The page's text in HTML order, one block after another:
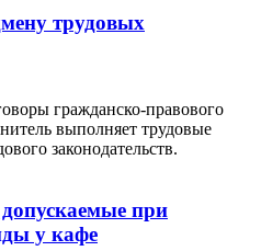
трудовых
гражданско-правового
выполняет трудовые
законодательств.
при
у кафе